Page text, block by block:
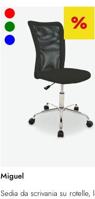
Miguel
Sedia da scrivania su rotelle,